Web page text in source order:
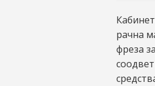
рачна
фреза